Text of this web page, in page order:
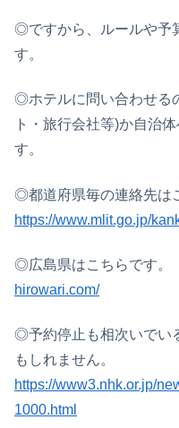
◎ですから、ルールや予
す。
◎ホテルに問い合わせる
ト・旅行会社等)か自治
す。
◎都道府県毎の連絡先は
https://www.mlit.go.jp/
◎広島県はこちらです。
hirowari.com/
◎予約停止も相次いでい
もしれません。
https://www3.nhk.or.jp/
1000.html